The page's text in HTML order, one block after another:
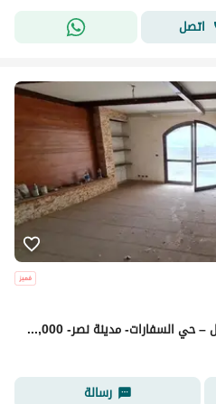
اتصل
شقة للبيع- 237م – كمبوند السنابل – حي السفارات- مدينة نصر- 6,400,000
رسالة